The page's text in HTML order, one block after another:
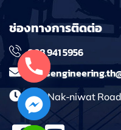
ช่องทางการติดต่อ
098 941 5956
241 Nak-niwat